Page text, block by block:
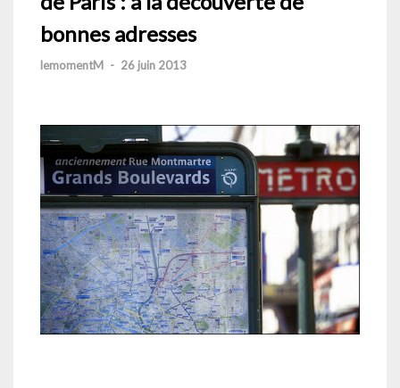
bonnes adresses
lemomentM - 26 juin 2013